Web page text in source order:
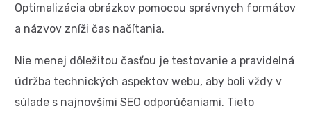
Optimalizácia obrázkov pomocou správnych formátov
a názvov zníži čas načítania.
Nie menej dôležitou časťou je testovanie a pravidelná
údržba technických aspektov webu, aby boli vždy v
súlade s najnovšími SEO odporúčaniami. Tieto